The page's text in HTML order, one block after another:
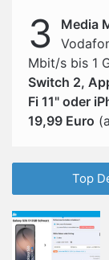
3
Media
Mbit/s bis 1
Switch 2,
Fi 11" oder
19,99 Euro
Top